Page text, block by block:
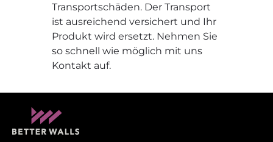
Transportschäden. Der Transport
ist ausreichend versichert und Ihr
Produkt wird ersetzt. Nehmen Sie
so schnell wie möglich mit uns
Kontakt auf.